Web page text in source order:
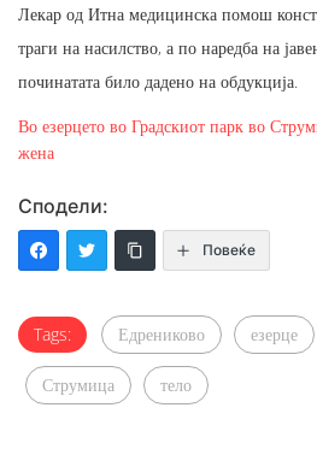
Лекар од Итна медицинска помош
траги на насилство, а по наредба на
починатата било дадено на обдукција.
Во езерцето во Градскиот парк во
жена
Сподели:
Повеќе
Tags: Едрениково езерце
Струмица тело